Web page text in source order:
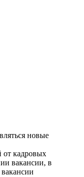
новые
от кадровых
вакансии, в